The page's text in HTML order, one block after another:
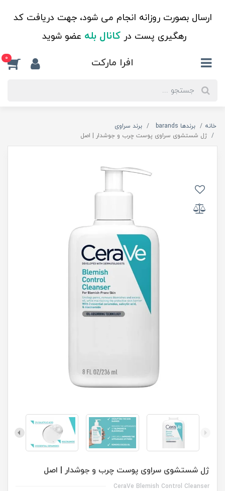
ارسال بصورت روزانه انجام می شود، جهت دریافت کد
رهگیری پست درکانال بله عضو شوید
افرا مارکت 0
خانه برندها barands
برند سراوی
ژل شستشوی سراوی پوست چرب و جوشدار | اصل
ژل شستشوی سراوی پوست چرب و جوشدار | اصل
CeraVe Blemish Control Cleanser